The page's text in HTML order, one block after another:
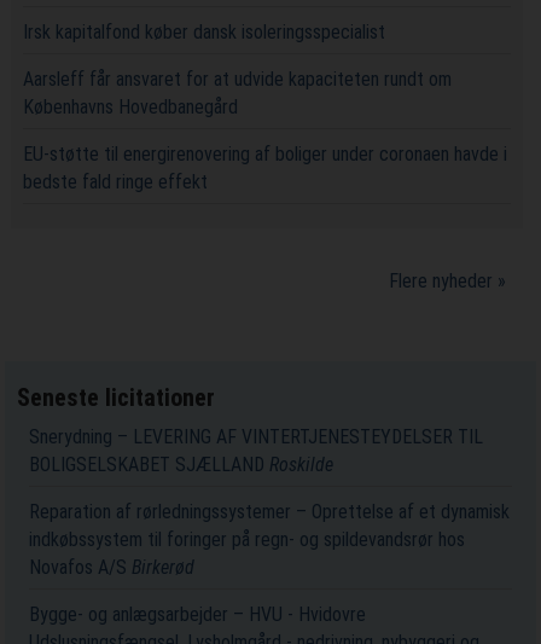
Irsk kapitalfond køber dansk isoleringsspecialist
Aarsleff får ansvaret for at udvide kapaciteten rundt om
Københavns Hovedbanegård
EU-støtte til energirenovering af boliger under coronaen havde i
bedste fald ringe effekt
Flere nyheder »
Seneste licitationer
Snerydning – LEVERING AF VINTERTJENESTEYDELSER TIL
BOLIGSELSKABET SJÆLLAND Roskilde
Reparation af rørledningssystemer – Oprettelse af et dynamisk
indkøbssystem til foringer på regn- og spildevandsrør hos
Novafos A/S Birkerød
Bygge- og anlægsarbejder – HVU - Hvidovre